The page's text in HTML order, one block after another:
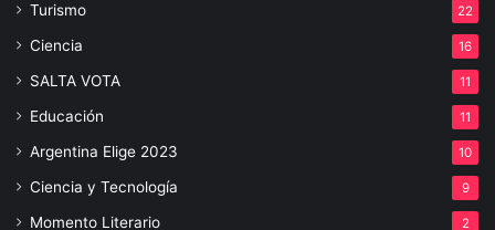
Turismo 22
Ciencia 16
SALTA VOTA 11
Educación 11
Argentina Elige 2023 10
Ciencia y Tecnología 9
Momento Literario 2